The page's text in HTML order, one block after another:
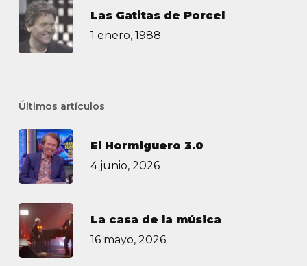
Las Gatitas de Porcel
1 enero, 1988
Últimos artículos
El Hormiguero 3.0
4 junio, 2026
La casa de la música
16 mayo, 2026